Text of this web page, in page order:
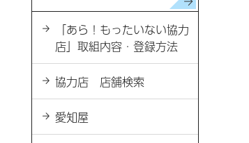
「あら！もったいない協力
店」取組内容・登録方法
協力店 店舗検索
愛知屋